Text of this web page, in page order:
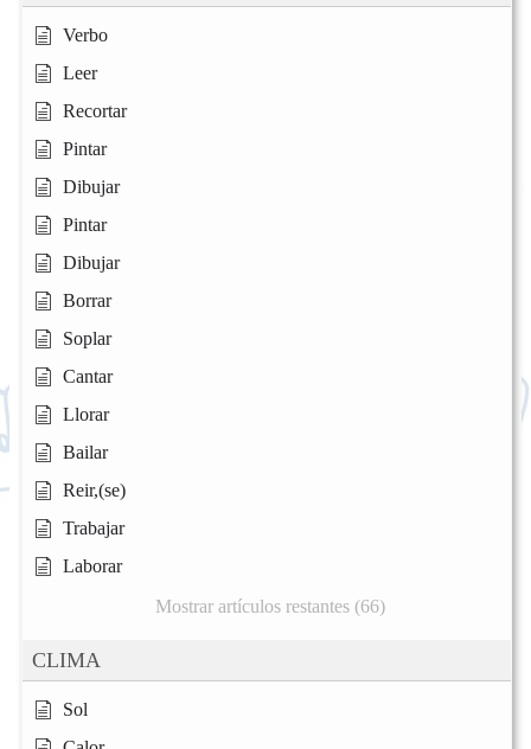
Verbo
Leer
Recortar
Pintar
Dibujar
Pintar
Dibujar
Borrar
Soplar
Cantar
Llorar
Bailar
Reir,(se)
Trabajar
Laborar
Mostrar artículos restantes (66)
CLIMA
Sol